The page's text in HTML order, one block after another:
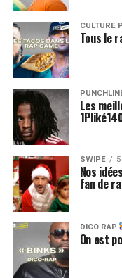
CULTURE
Tous le
Les
SWIPE
Nos
fan de
DICO RAP
On est